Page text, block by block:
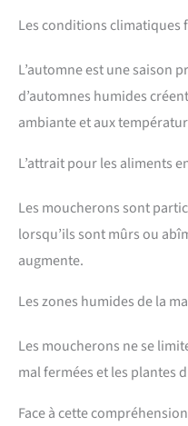
Les conditions climatiques
L’automne est une saison
d’automnes humides
ambiante et aux
L’attrait pour les aliments
Les moucherons sont
lorsqu’ils sont mûrs ou
augmente.
Les zones humides de la
Les moucherons ne se
mal fermées et les plantes
Face à cette